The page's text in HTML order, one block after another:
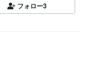
フォロー3